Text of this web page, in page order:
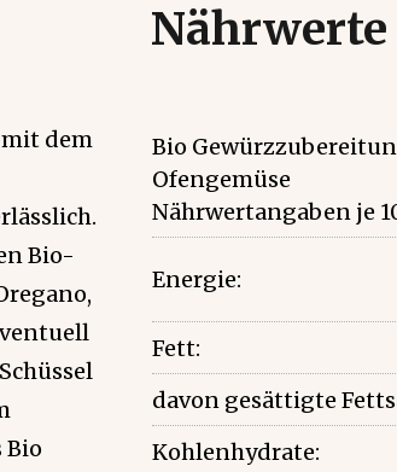
mit dem
Bio-
Bio
Nährwerte
Bio
Ofengemüse
Nährwertangaben je
Energie:
Fett:
davon gesättigte
Kohlenhydrate: